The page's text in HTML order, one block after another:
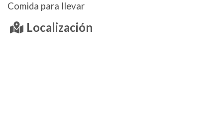
Comida para llevar
Localización